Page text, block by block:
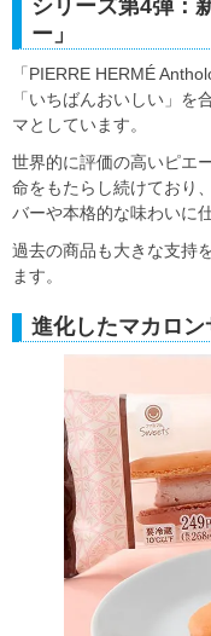
シリーズ第4弾：
ー」
「PIERRE HERMÉ
「いちばんおいしい」を
マとしています。
世界的に評価の高いピエ
命をもたらし続けており
バーや本格的な味わいに
過去の商品も大きな支持
ます。
進化したマカロン